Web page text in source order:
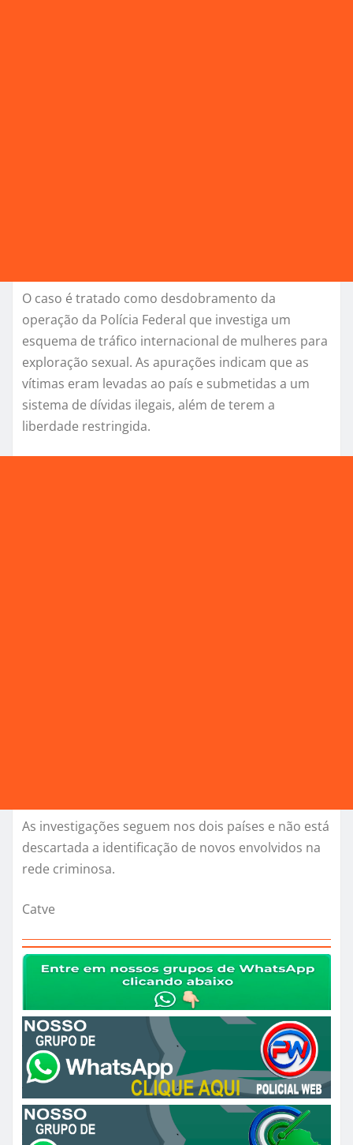
O caso é tratado como desdobramento da
operação da Polícia Federal que investiga um
esquema de tráfico internacional de mulheres para
exploração sexual. As apurações indicam que as
vítimas eram levadas ao país e submetidas a um
sistema de dívidas ilegais, além de terem a
liberdade restringida.
As investigações seguem nos dois países e não está
descartada a identificação de novos envolvidos na
rede criminosa.
Catve